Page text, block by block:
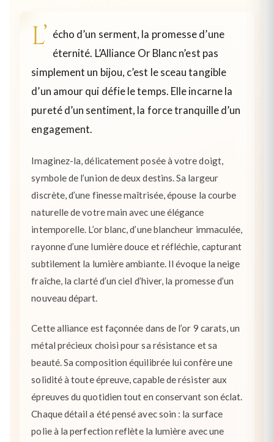
L’ écho d’un serment, la promesse d’une
éternité. L’Alliance Or Blanc n’est pas
simplement un bijou, c’est le sceau tangible
d’un amour qui défie le temps. Elle incarne la
pureté d’un sentiment, la force tranquille d’un
engagement.
Imaginez-la, délicatement posée à votre doigt,
symbole de l’union de deux destins. Sa largeur
discrète, d’une finesse maîtrisée, épouse la courbe
naturelle de votre main avec une élégance
intemporelle. L’or blanc, d’une blancheur immaculée,
rayonne d’une lumière douce et réfléchie, capturant
subtilement la lumière ambiante. Il évoque la neige
fraîche, la clarté d’un ciel d’hiver, la promesse d’un
nouveau départ.
Cette alliance est façonnée dans de l’or 9 carats, un
métal précieux choisi pour sa résistance et sa
beauté. Sa composition équilibrée lui confère une
solidité à toute épreuve, capable de résister aux
épreuves du quotidien tout en conservant son éclat.
Chaque détail a été pensé avec soin : la surface
polie à la perfection reflète la lumière avec une